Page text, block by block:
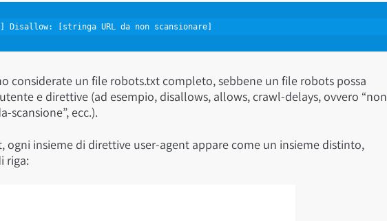
Disallow: [stringa URL da non scansionare]
considerate un file robots.txt completo, sebbene un file robots possa
e direttive (ad esempio, disallows, allows, crawl-delays, ovvero “non
scansione”, ecc.).
ogni insieme di direttive user-agent appare come un insieme distinto,
riga: